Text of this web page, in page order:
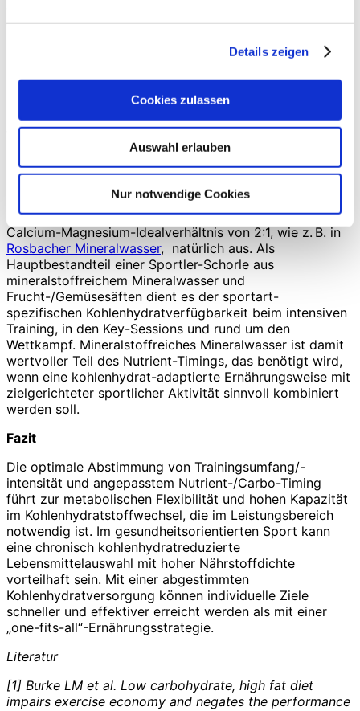
Details zeigen
Cookies zulassen
Auswahl erlauben
Nur notwendige Cookies
dient, da Kalorien-frei, ideal der Zielsetzung
Unterversorgungsrisiken bei Calcium und Magnesium
zur Geltung. Auch Sesam, Kürbiskerne oder Kakao sind
im Rahmen einer kohlenhydratreduzierten Ernährung
hochwertige Magnesiumquellen. Allerdings ist deren
kleinen absoluten Beitrag für die Magnesiumversorgung
leisten. Raffiniert kombiniert mit Kräutern wie gefrorener
Mineralwasser effektiv in der Sportpause und nach dem
Sport, und es gleicht Elektrolytverluste bei einem
Calcium-Magnesium-Idealverhältnis von 2:1, wie z. B. in
Rosbacher Mineralwasser, natürlich aus. Als
Hauptbestandteil einer Sportler-Schorle aus
mineralstoffreichem Mineralwasser und
Frucht-/Gemüsesäften dient es der sportart-
spezifischen Kohlenhydratverfügbarkeit beim intensiven
Training, in den Key-Sessions und rund um den
Wettkampf. Mineralstoffreiches Mineralwasser ist damit
wertvoller Teil des Nutrient-Timings, das benötigt wird,
wenn eine kohlenhydrat-adaptierte Ernährungsweise mit
zielgerichteter sportlicher Aktivität sinnvoll kombiniert
werden soll.
Fazit
Die optimale Abstimmung von Trainingsumfang/-
intensität und angepasstem Nutrient-/Carbo-Timing
führt zur metabolischen Flexibilität und hohen Kapazität
im Kohlenhydratstoffwechsel, die im Leistungsbereich
notwendig ist. Im gesundheitsorientierten Sport kann
eine chronisch kohlenhydratreduzierte
Lebensmittelauswahl mit hoher Nährstoffdichte
vorteilhaft sein. Mit einer abgestimmten
Kohlenhydratversorgung können individuelle Ziele
schneller und effektiver erreicht werden als mit einer
„one-fits-all“-Ernährungsstrategie.
Literatur
[1] Burke LM et al. Low carbohydrate, high fat diet
impairs exercise economy and negates the performance